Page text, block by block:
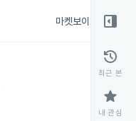
마켓보이스
right_panel_open
history
최근 본
star
내 관심